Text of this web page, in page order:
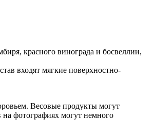
красного винограда и босвеллии,
входят мягкие поверхностно-
Весовые продукты могут
на фотографиях могут немного